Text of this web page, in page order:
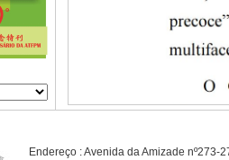
Endereço : Avenida da Amizade